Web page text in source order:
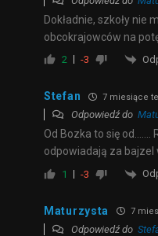
Dokładnie, szkoły nie
obcokrajowców na
2 -3
Stefan 7 miesiące
Odpowiedź do
Od Bozka to się od…….
odpowiadają za bajzel
1 -3
Maturzysta 7
Odpowiedź do